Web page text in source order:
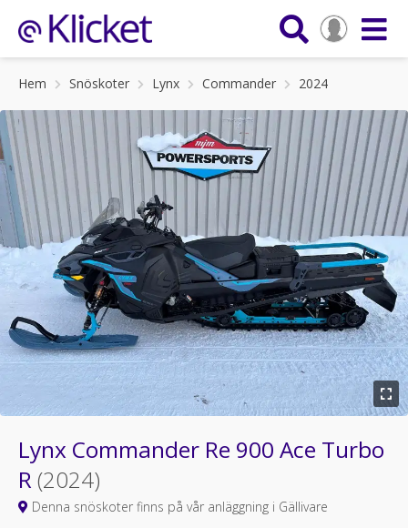
Hem Snöskoter Lynx Commander 2024
Lynx Commander Re 900 Ace Turbo
R (2024)
Denna snöskoter finns på vår anläggning i Gällivare